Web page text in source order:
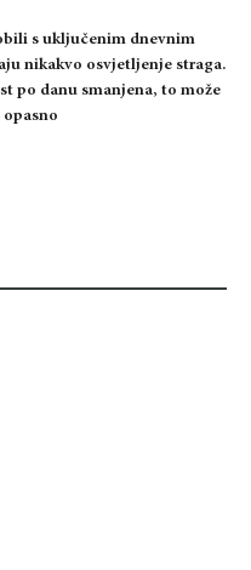
s uključenim dnevnim
nikakvo osvjetljenje straga.
po danu smanjena, to može